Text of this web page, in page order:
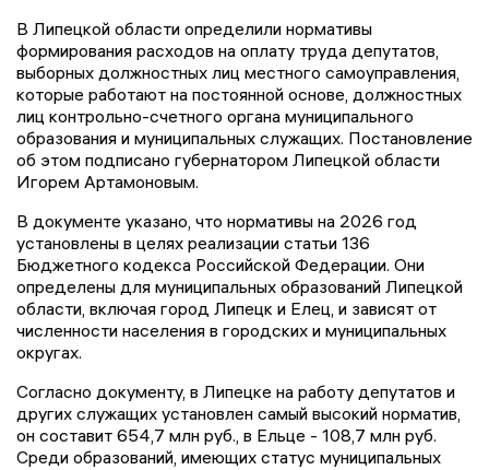
В Липецкой области определили нормативы
формирования расходов на оплату труда депутатов,
выборных должностных лиц местного самоуправления,
которые работают на постоянной основе, должностных
лиц контрольно-счетного органа муниципального
образования и муниципальных служащих. Постановление
об этом подписано губернатором Липецкой области
Игорем Артамоновым.
В документе указано, что нормативы на 2026 год
установлены в целях реализации статьи 136
Бюджетного кодекса Российской Федерации. Они
определены для муниципальных образований Липецкой
области, включая город Липецк и Елец, и зависят от
численности населения в городских и муниципальных
округах.
Согласно документу, в Липецке на работу депутатов и
других служащих установлен самый высокий норматив,
он составит 654,7 млн руб., в Ельце - 108,7 млн руб.
Среди образований, имеющих статус муниципальных